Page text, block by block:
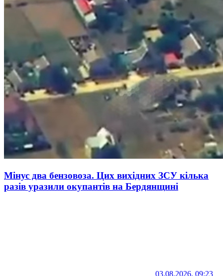
Мінус два бензовоза. Цих вихідних ЗСУ кілька
разів уразили окупантів на Бердянщині
03.08.2026, 09:23